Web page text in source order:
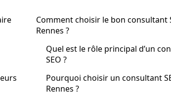
Comment choisir le bon consultant
Rennes ?
Quel est le rôle principal d’un
SEO ?
Pourquoi choisir un consultant
Rennes ?